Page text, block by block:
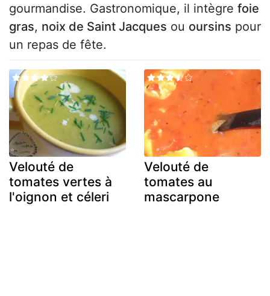
gourmandise. Gastronomique, il intègre foie
gras, noix de Saint Jacques ou oursins pour
un repas de fête.
Velouté de
tomates vertes à
l'oignon et céleri
Velouté de
tomates au
mascarpone